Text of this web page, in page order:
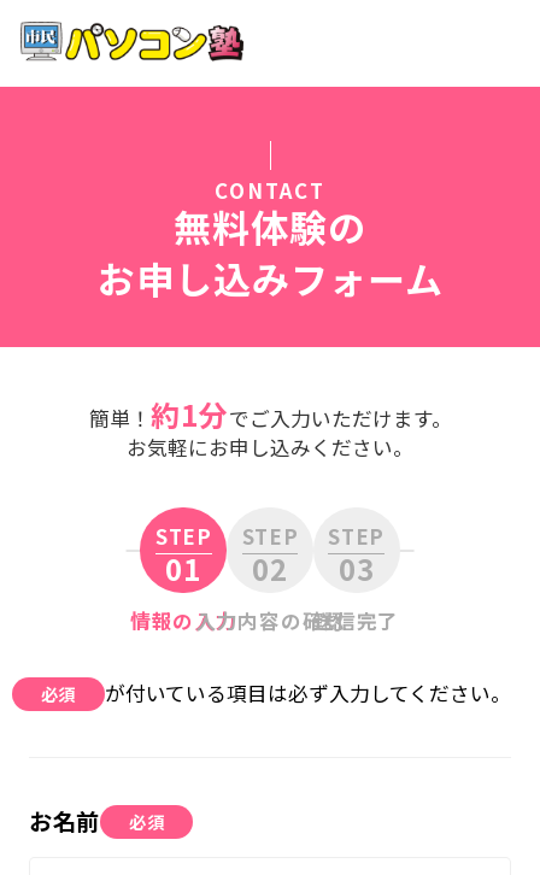
ホーム
教室案内
よくある質問
無料体験に申し込む
0120-868-003
CONTACT
無料体験の
お申し込みフォーム
簡単！ 約1分でご入力いただけます。
お気軽にお申し込みください。
STEP
01
情報の入力
STEP
02
入力内容の確認
STEP
03
送信完了
必須 が付いている項目は必ず入力してください。
お名前 必須